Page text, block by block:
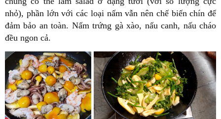
nhỏ), phần lớn với các loại nấm vẫn nên chế biến chín để
đảm bảo an toàn. Nấm trứng gà xào, nấu canh, nấu cháo
đều ngon cả.